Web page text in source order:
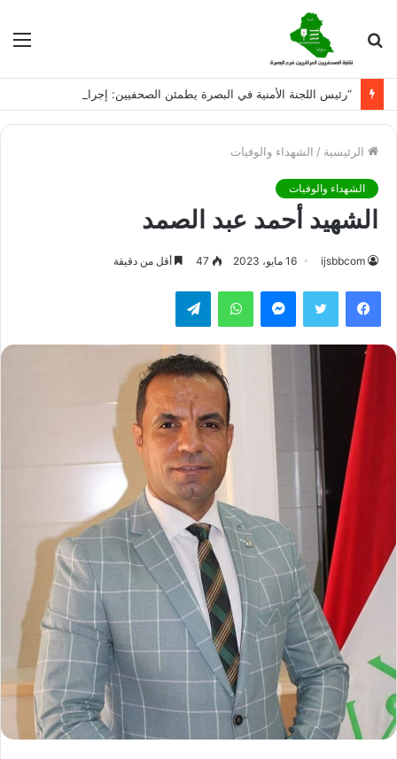
عن
الرئيسية / الشهداء والوفيات
الشهداء والوفيات
الشهيد أحمد عبد الصمد
ijsbbcom 16 مايو، 2023 47 أقل من دقيقة
فيسبوك تويتر ماسنجر واتساب تيلقرام